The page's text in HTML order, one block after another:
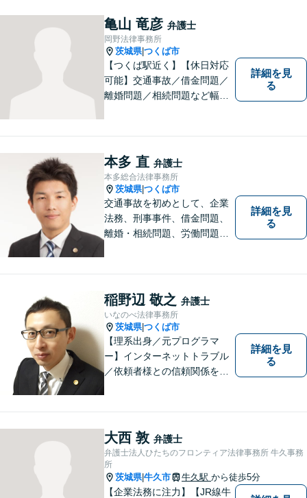
亀山 竜彦 弁護士
岡野法律事務所
茨城県|つくば市
【つくば駅近く】【休日対応
可能】交通事故／借金問題／
離婚問題／相続問題など幅広
み、考え、依頼者様の希望を
実現するために精一杯努力い
たします。お気軽にご相談く
ださい。
詳細を見
る
本多 直 弁護士
本多総合法律事務所
茨城県|つくば市
交通事故を初めとして、企業
法務、刑事事件、借金問題、
離婚・相続問題、労働問題そ
結果をご提供できるよう、誠
実・迅速・丁寧な事件処理を
心掛けています。
詳細を見
る
稲野辺 敬之 弁護士
いなのべ法律事務所
茨城県|つくば市
【理系出身／元プログラマ
ー】インターネットトラブル
／依頼者様との信頼関係を第
可】
詳細を見
る
大西 敦 弁護士
弁護士法人ひたちのフロンティア法律事務所 牛久事務
所
茨城県|牛久市 牛久駅 から徒歩5分
【企業法務に注力】【JR線牛